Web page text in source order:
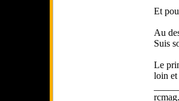
Et
Au
Suis
Le
loin et